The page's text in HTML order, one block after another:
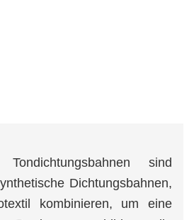
Tondichtungsbahnen sind
Dichtungsbahnen,
kombinieren, um eine